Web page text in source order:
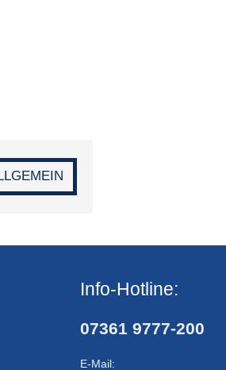
Info-Hotline:
07361 9777-200
E-Mail: